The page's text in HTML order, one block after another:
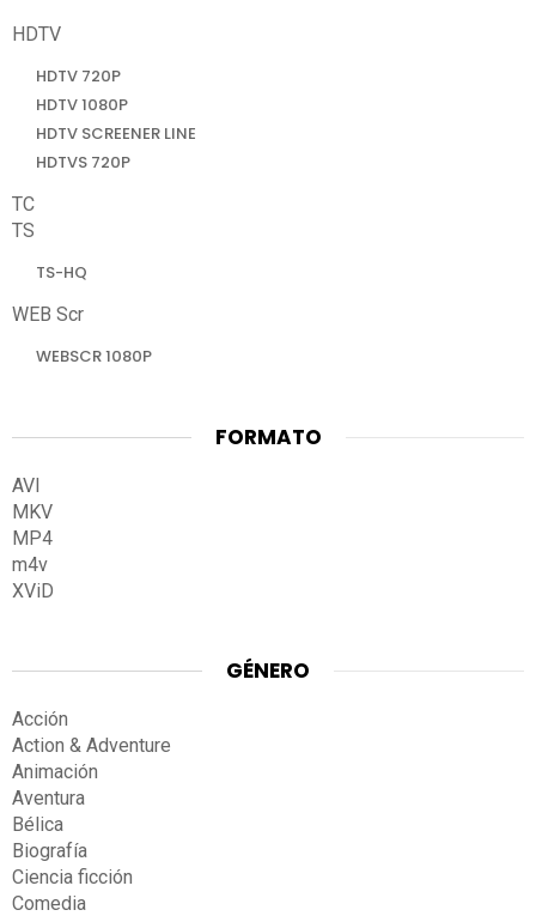
HDTV
HDTV 720P
HDTV 1080P
HDTV SCREENER LINE
HDTVS 720P
TC
TS
TS-HQ
WEB Scr
WEBSCR 1080P
FORMATO
AVI
MKV
MP4
m4v
XViD
GÉNERO
Acción
Action & Adventure
Animación
Aventura
Bélica
Biografía
Ciencia ficción
Comedia